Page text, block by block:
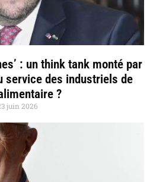
: un think tank monté par
service des industriels de
?
juin 2026